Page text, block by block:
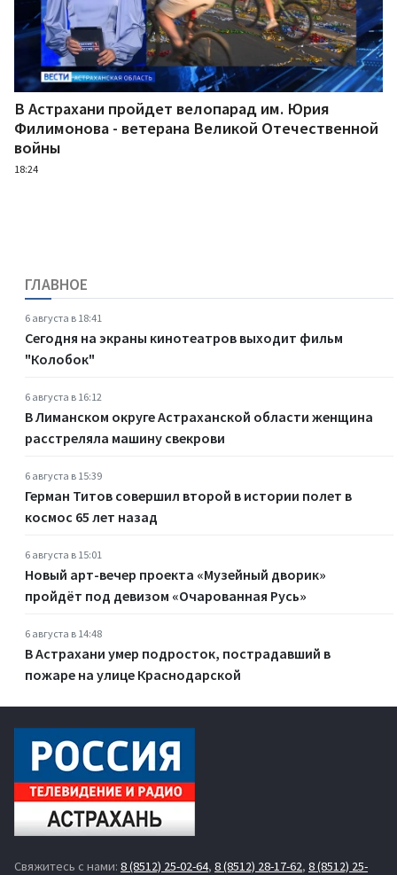
В Астрахани пройдет велопарад им. Юрия
Филимонова - ветерана Великой Отечественной
войны
18:24
ГЛАВНОЕ
6 августа в 18:41
Сегодня на экраны кинотеатров выходит фильм
"Колобок"
6 августа в 16:12
В Лиманском округе Астраханской области женщина
расстреляла машину свекрови
6 августа в 15:39
Герман Титов совершил второй в истории полет в
космос 65 лет назад
6 августа в 15:01
Новый арт-вечер проекта «Музейный дворик»
пройдёт под девизом «Очарованная Русь»
6 августа в 14:48
В Астрахани умер подросток, пострадавший в
пожаре на улице Краснодарской
Свяжитесь с нами: 8 (8512) 25-02-64, 8 (8512) 28-17-62, 8 (8512) 25-